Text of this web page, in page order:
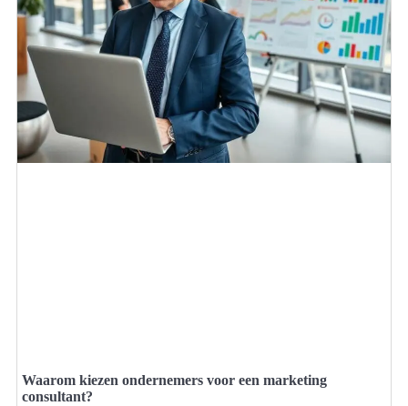
Waarom kiezen ondernemers voor een marketing
consultant?